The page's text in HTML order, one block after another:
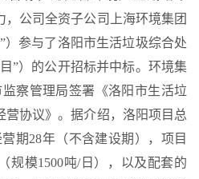
公司全资子公司上海环境集团
）参与了洛阳市生活垃圾综合处
”）的公开招标并中标。环境集
察管理局签署《洛阳市生活垃
营协议》。据介绍，洛阳项目总
期28年（不含建设期），项目
规模1500吨/日），以及配套的